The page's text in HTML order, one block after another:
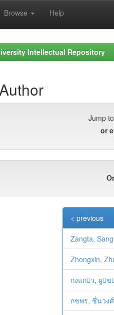
Browse Help
Intellectual Repository
Jump
or
< previous
Zangta, Sang
Zhongxin,
กงแกว, ผู
กชพร, ชื่นวงศ์